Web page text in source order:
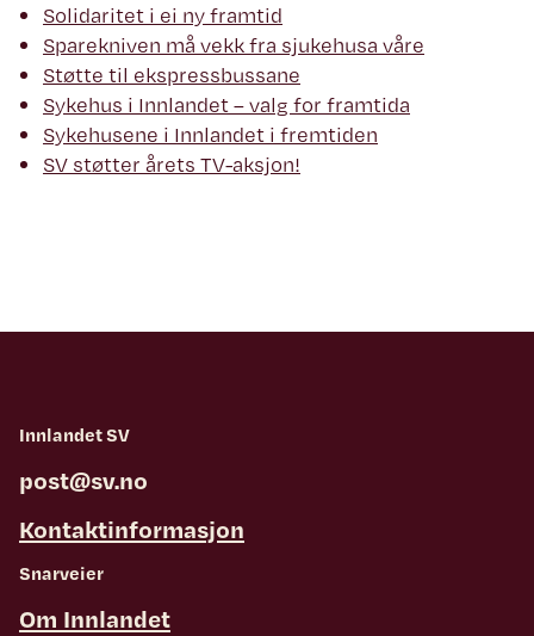
Solidaritet i ei ny framtid
Sparekniven må vekk fra sjukehusa våre
Støtte til ekspressbussane
Sykehus i Innlandet – valg for framtida
Sykehusene i Innlandet i fremtiden
SV støtter årets TV-aksjon!
Innlandet SV
post@sv.no
Kontaktinformasjon
Snarveier
Om Innlandet